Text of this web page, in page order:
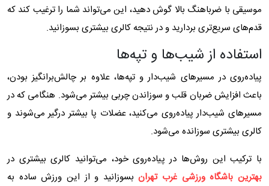
موسیقی با ضرباهنگ بالا گوش دهید، این می‌تواند شما را ترغیب کند که
قدم‌های سریع‌تری بردارید و در نتیجه کالری بیشتری بسوزانید.
استفاده از شیب‌ها و تپه‌ها
پیاده‌روی در مسیرهای شیب‌دار و تپه‌ها، علاوه بر چالش‌برانگیز بودن،
باعث افزایش ضربان قلب و سوزاندن چربی بیشتر می‌شود. هنگامی که در
مسیرهای شیب‌دار پیاده‌روی می‌کنید، عضلات پا بیشتر درگیر می‌شوند و
کالری بیشتری سوزانده می‌شود.
با ترکیب این روش‌ها در پیاده‌روی خود، می‌توانید کالری بیشتری در
بهترین باشگاه ورزشی غرب تهرانبسوزانید و از این ورزش ساده به